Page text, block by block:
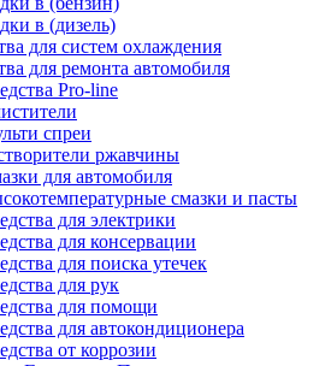
в (дизель)
для систем охлаждения
для ремонта автомобиля
Pro-line
спреи
ржавчины
для автомобиля
смазки и пасты
для электрики
для консервации
для поиска утечек
для рук
для помощи
для автокондиционера
от коррозии